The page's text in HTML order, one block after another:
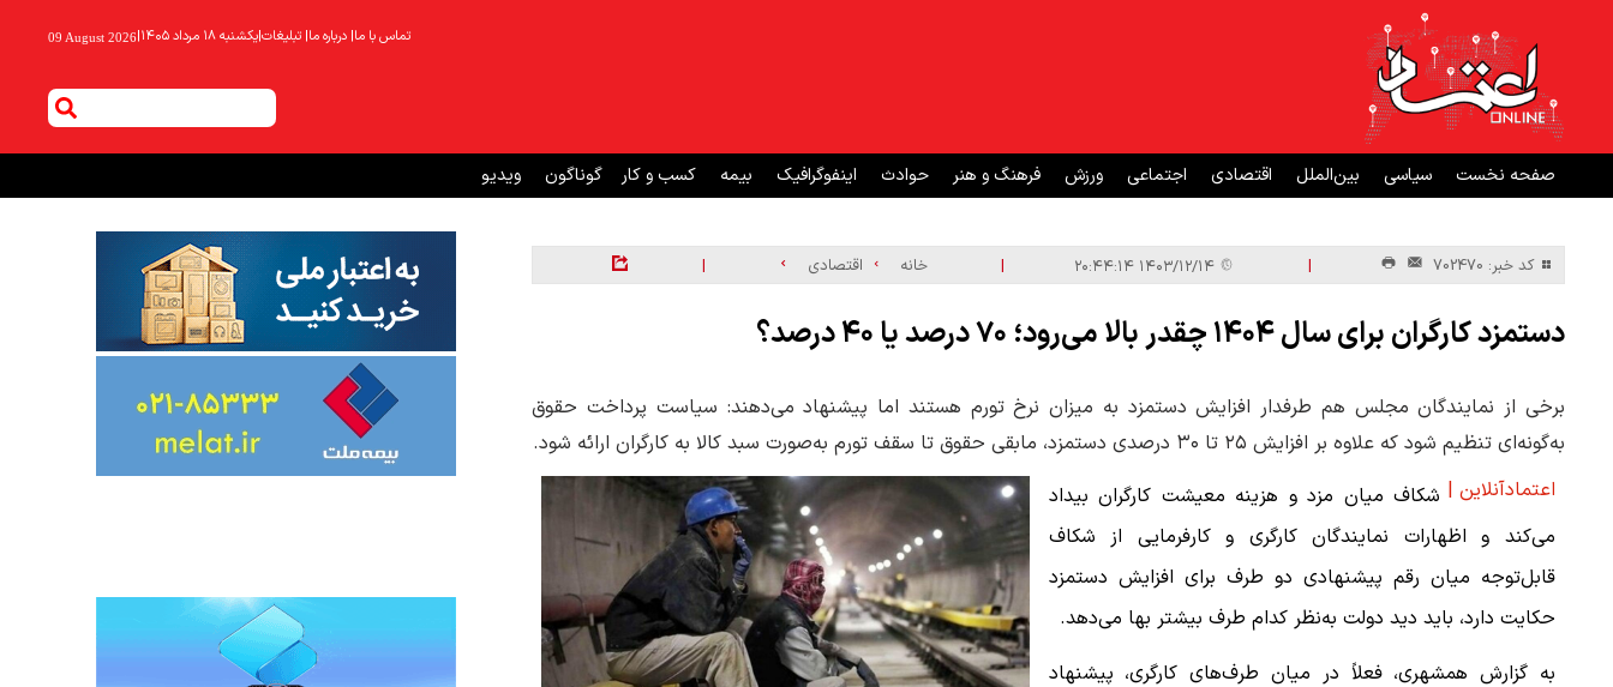
تماس با ما| درباره ما| تبلیغات|یکشنبه ۱۸ مرداد ۱۴۰۵ |
09 August 2026
صفحه نخست سیاسی بین‌الملل اقتصادی اجتماعی ورزش فرهنگ و هنر حوادث اینفوگرافیک بیمه کسب و کار گوناگون ویدیو
کد خبر: 702470 | ۱۴۰۳/۱۲/۱۴ ۲۰:۴۴:۱۴ | خانه اقتصادی |
دستمزد کارگران برای سال ۱۴۰۴ چقدر بالا می‌رود؛ ۷۰ درصد یا ۴۰ درصد؟
برخی از نمایندگان مجلس هم طرفدار افزایش دستمزد به میزان نرخ تورم هستند اما پیشنهاد می‌دهند: سیاست پرداخت حقوق
به‌گونه‌ای تنظیم شود که علاوه بر افزایش ۲۵ تا ۳۰ درصدی دستمزد، مابقی حقوق تا سقف تورم به‌صورت سبد کالا به کارگران ارائه شود.‌
اعتمادآنلاین | شکاف میان مزد و هزینه معیشت کارگران بیداد
می‌کند و اظهارات نمایندگان کارگری و کارفرمایی از شکاف
قابل‌توجه میان رقم پیشنهادی دو طرف برای افزایش دستمزد
حکایت دارد، باید دید دولت به‌نظر کدام طرف بیشتر بها می‌دهد.‌
به گزارش همشهری، فعلاً در میان طرف‌های کارگری، پیشنهاد